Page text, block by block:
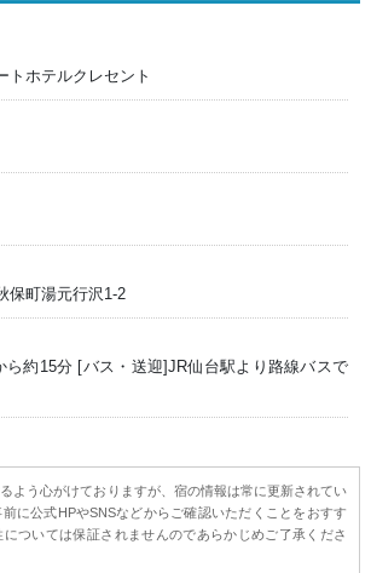
ホテルクレセント
保町湯元行沢1-2
ら約15分 [バス・送迎]JR仙台駅より路線バスで
よう心がけておりますが、宿の情報は常に更新されてい
に公式HPやSNSなどからご確認いただくことをおすす
ついては保証されませんのであらかじめご了承くださ